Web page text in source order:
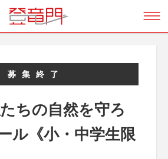
募集終了
ちの自然を守ろ
ル《小・中学生限